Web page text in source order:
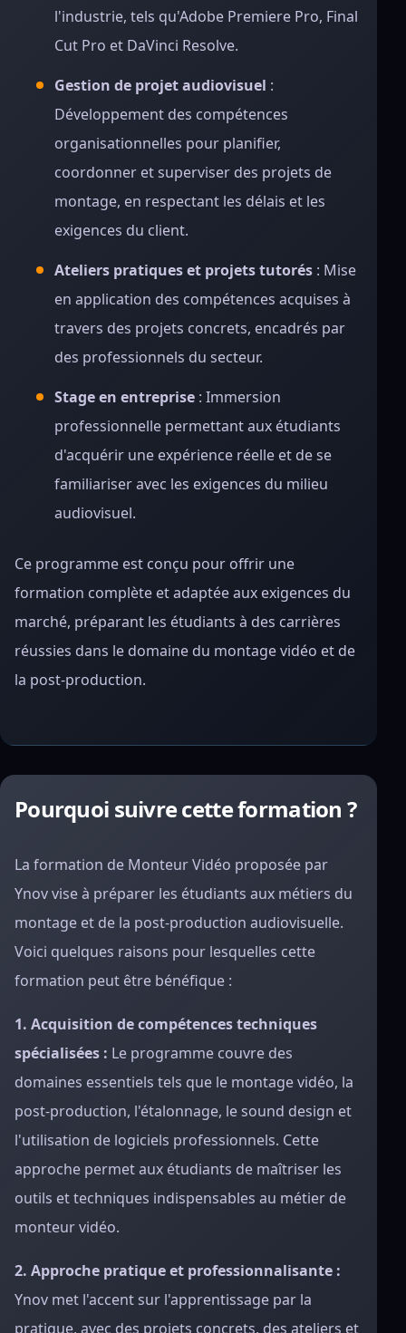
l'industrie, tels qu'Adobe Premiere Pro, Final
Cut Pro et DaVinci Resolve.
Gestion de projet audiovisuel :
Développement des compétences
organisationnelles pour planifier,
coordonner et superviser des projets de
montage, en respectant les délais et les
exigences du client.
Ateliers pratiques et projets tutorés : Mise
en application des compétences acquises à
travers des projets concrets, encadrés par
des professionnels du secteur.
Stage en entreprise : Immersion
professionnelle permettant aux étudiants
d'acquérir une expérience réelle et de se
familiariser avec les exigences du milieu
audiovisuel.
Ce programme est conçu pour offrir une
formation complète et adaptée aux exigences du
marché, préparant les étudiants à des carrières
réussies dans le domaine du montage vidéo et de
la post-production.
Pourquoi suivre cette formation ?
La formation de Monteur Vidéo proposée par
Ynov vise à préparer les étudiants aux métiers du
montage et de la post-production audiovisuelle.
Voici quelques raisons pour lesquelles cette
formation peut être bénéfique :
1. Acquisition de compétences techniques
spécialisées : Le programme couvre des
domaines essentiels tels que le montage vidéo, la
post-production, l'étalonnage, le sound design et
l'utilisation de logiciels professionnels. Cette
approche permet aux étudiants de maîtriser les
outils et techniques indispensables au métier de
monteur vidéo.
2. Approche pratique et professionnalisante :
Ynov met l'accent sur l'apprentissage par la
pratique, avec des projets concrets, des ateliers et